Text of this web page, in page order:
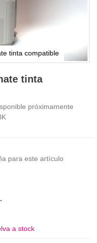
tinta compatible
tinta
próximamente
para este artículo
a stock